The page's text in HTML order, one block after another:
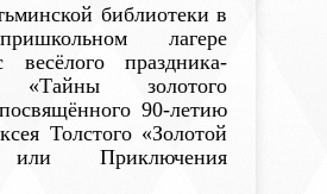
библиотеки в
пришкольном лагере
весёлого праздника-
«Тайны золотого
90-летию
Толстого «Золотой
Приключения